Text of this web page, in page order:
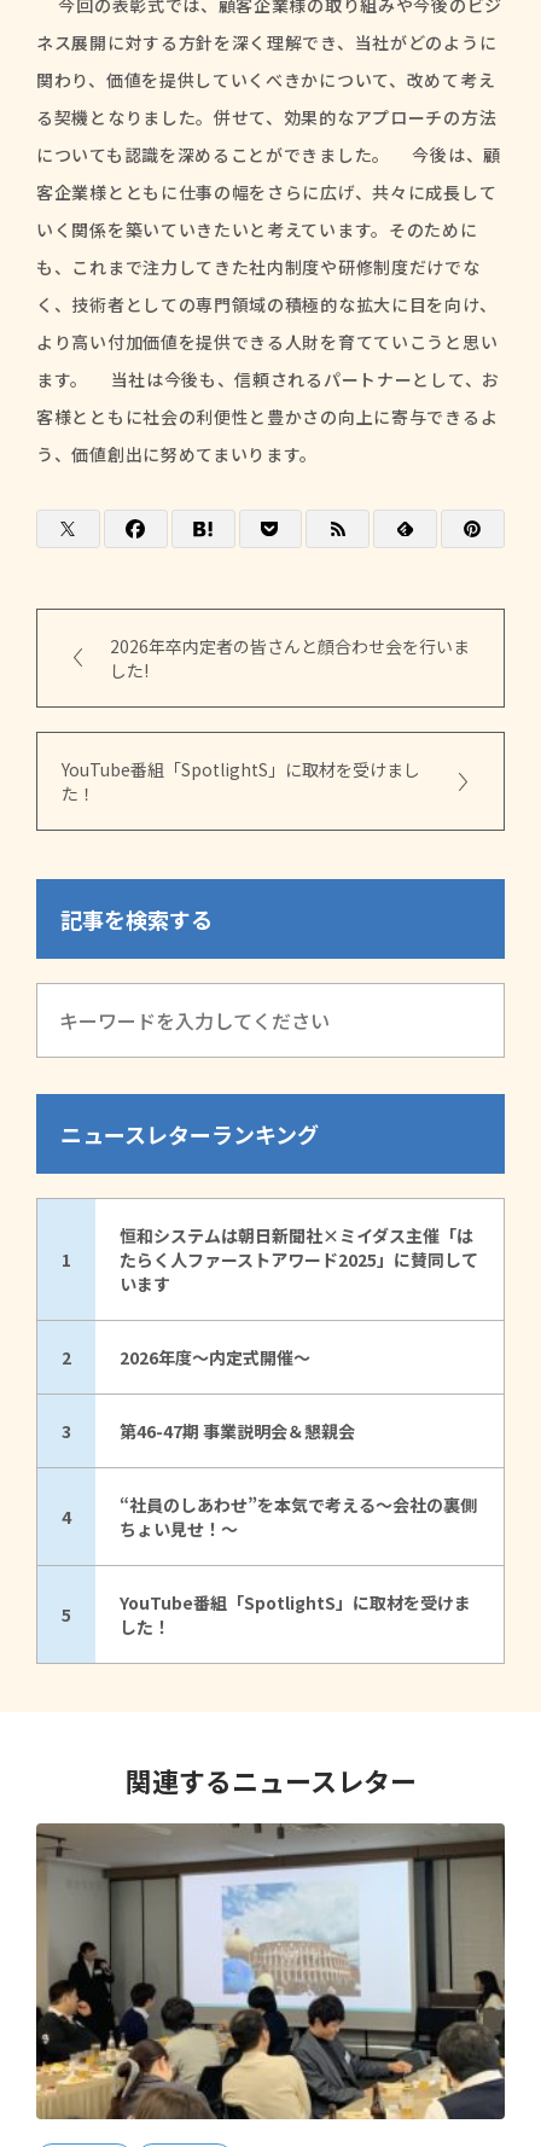
今回の表彰式では、顧客企業様の取り組みや今後のビジ
ネス展開に対する方針を深く理解でき、当社がどのように
関わり、価値を提供していくべきかについて、改めて考え
る契機となりました。併せて、効果的なアプローチの方法
についても認識を深めることができました。 今後は、顧
客企業様とともに仕事の幅をさらに広げ、共々に成長して
いく関係を築いていきたいと考えています。そのために
も、これまで注力してきた社内制度や研修制度だけでな
く、技術者としての専門領域の積極的な拡大に目を向け、
より高い付加価値を提供できる人財を育てていこうと思い
ます。 当社は今後も、信頼されるパートナーとして、お
客様とともに社会の利便性と豊かさの向上に寄与できるよ
う、価値創出に努めてまいります。
2026年卒内定者の皆さんと顔合わせ会を行いま
した!
YouTube番組「SpotlightS」に取材を受けまし
た！
記事を検索する
ニュースレターランキング
1
恒和システムは朝日新聞社×ミイダス主催「は
たらく人ファーストアワード2025」に賛同して
います
2 2026年度～内定式開催～
3 第46-47期 事業説明会＆懇親会
4
“社員のしあわせ”を本気で考える～会社の裏側
ちょい見せ！～
5
YouTube番組「SpotlightS」に取材を受けま
した！
関連するニュースレター